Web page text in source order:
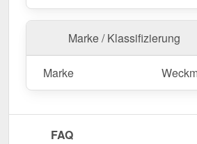
Marke / Klassifizierung
Marke
FAQ